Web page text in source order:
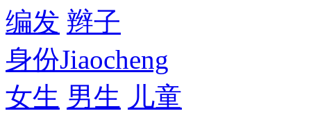
编发 辫子
身份Jiaocheng
女生 男生 儿童